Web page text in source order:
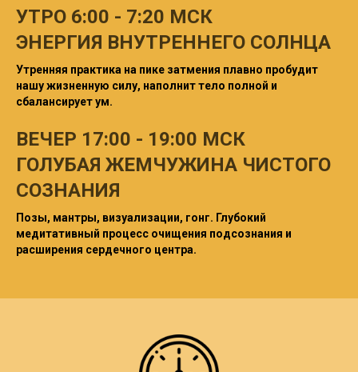
УТРО 6:00 - 7:20 МСК
ЭНЕРГИЯ ВНУТРЕННЕГО СОЛНЦА
Утренняя практика на пике затмения плавно пробудит
нашу жизненную силу, наполнит тело полной и
сбалансирует ум.
ВЕЧЕР 17:00 - 19:00 МСК
ГОЛУБАЯ ЖЕМЧУЖИНА ЧИСТОГО
СОЗНАНИЯ
Позы, мантры, визуализации, гонг. Глубокий
медитативный процесс очищения подсознания и
расширения сердечного центра.